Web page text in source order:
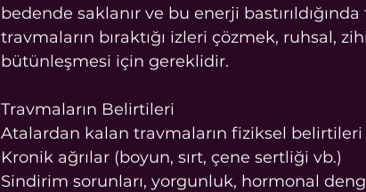
bedende saklanır ve bu enerji
travmaların bıraktığı izleri çözmek, ruhsal,
bütünleşmesi için gereklidir.
Travmaların Belirtileri
Atalardan kalan travmaların fiziksel belirtileri
Kronik ağrılar (boyun, sırt, çene sertliği vb.)
Sindirim sorunları, yorgunluk, hormonal